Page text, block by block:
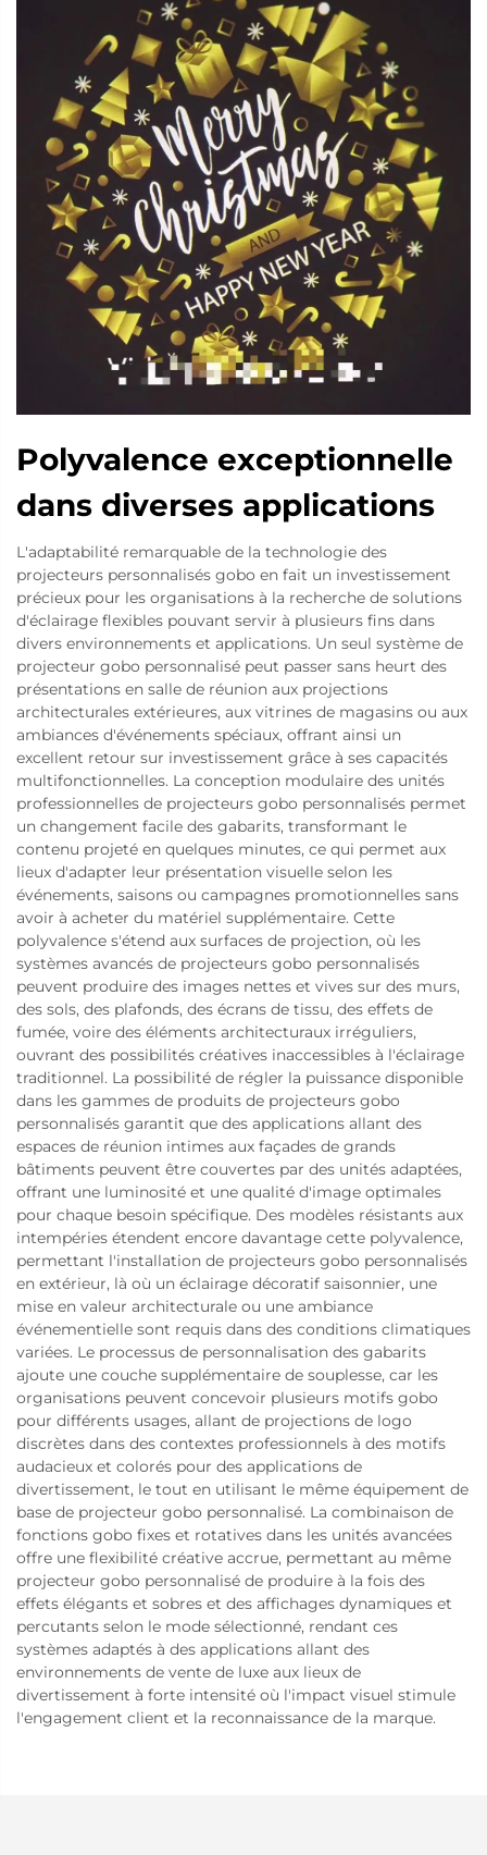
Polyvalence exceptionnelle
dans diverses applications
L'adaptabilité remarquable de la technologie des
projecteurs personnalisés gobo en fait un investissement
précieux pour les organisations à la recherche de solutions
d'éclairage flexibles pouvant servir à plusieurs fins dans
divers environnements et applications. Un seul système de
projecteur gobo personnalisé peut passer sans heurt des
présentations en salle de réunion aux projections
architecturales extérieures, aux vitrines de magasins ou aux
ambiances d'événements spéciaux, offrant ainsi un
excellent retour sur investissement grâce à ses capacités
multifonctionnelles. La conception modulaire des unités
professionnelles de projecteurs gobo personnalisés permet
un changement facile des gabarits, transformant le
contenu projeté en quelques minutes, ce qui permet aux
lieux d'adapter leur présentation visuelle selon les
événements, saisons ou campagnes promotionnelles sans
avoir à acheter du matériel supplémentaire. Cette
polyvalence s'étend aux surfaces de projection, où les
systèmes avancés de projecteurs gobo personnalisés
peuvent produire des images nettes et vives sur des murs,
des sols, des plafonds, des écrans de tissu, des effets de
fumée, voire des éléments architecturaux irréguliers,
ouvrant des possibilités créatives inaccessibles à l'éclairage
traditionnel. La possibilité de régler la puissance disponible
dans les gammes de produits de projecteurs gobo
personnalisés garantit que des applications allant des
espaces de réunion intimes aux façades de grands
bâtiments peuvent être couvertes par des unités adaptées,
offrant une luminosité et une qualité d'image optimales
pour chaque besoin spécifique. Des modèles résistants aux
intempéries étendent encore davantage cette polyvalence,
permettant l'installation de projecteurs gobo personnalisés
en extérieur, là où un éclairage décoratif saisonnier, une
mise en valeur architecturale ou une ambiance
événementielle sont requis dans des conditions climatiques
variées. Le processus de personnalisation des gabarits
ajoute une couche supplémentaire de souplesse, car les
organisations peuvent concevoir plusieurs motifs gobo
pour différents usages, allant de projections de logo
discrètes dans des contextes professionnels à des motifs
audacieux et colorés pour des applications de
divertissement, le tout en utilisant le même équipement de
base de projecteur gobo personnalisé. La combinaison de
fonctions gobo fixes et rotatives dans les unités avancées
offre une flexibilité créative accrue, permettant au même
projecteur gobo personnalisé de produire à la fois des
effets élégants et sobres et des affichages dynamiques et
percutants selon le mode sélectionné, rendant ces
systèmes adaptés à des applications allant des
environnements de vente de luxe aux lieux de
divertissement à forte intensité où l'impact visuel stimule
l'engagement client et la reconnaissance de la marque.